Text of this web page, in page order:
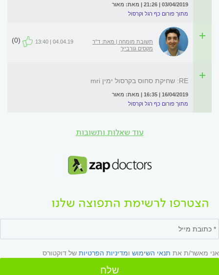
03/04/2019 | 21:26 | מאת: מאור
מתוך פורום כף רגל וקרסול
תשובת מומחה | מאת: ד"ר
מקסים גורביץ'
04.04.19 | 13:40
(0)
RE: שחיקת סחוס בקרסול ימין mri
16/04/2019 | 16:35 | מאת: מאור
מתוך פורום כף רגל וקרסול
עוד שאלות ותשובות
הצטרפו לרשימת התפוצה שלנו
אני מאשר/ת את תנאי השימוש ומדיניות הפרטיות של דוקטורס
שלח